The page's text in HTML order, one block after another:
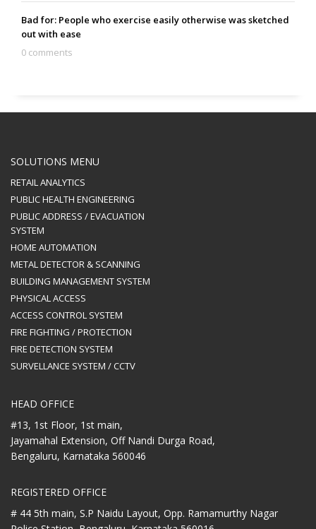
Bad for: People who exercise easily otherwise was sketched
out with ease
0 comments
SOLUTIONS MENU
RETAIL ANALYTICS
PUBLIC HEALTH ENGINEERING
PUBLIC ADDRESS / EVACUATION
SYSTEM
HOME AUTOMATION
METAL DETECTOR & SCANNING
BUILDING MANAGEMENT SYSTEM
PHYSICAL ACCESS
ACCESS CONTROL SYSTEM
FIRE FIGHTING / PROTECTION
FIRE DETECTION SYSTEM
SURVELLANCE SYSTEM / CCTV
HEAD OFFICE
#13, 1st Floor, 1st main,
Jayamahal Extension, Off Nandi Durga Road,
Bengaluru, Karnataka 560046
REGISTERED OFFICE
# 44 5th main, S.P Naidu Layout, Opp. Ramamurthy Nagar